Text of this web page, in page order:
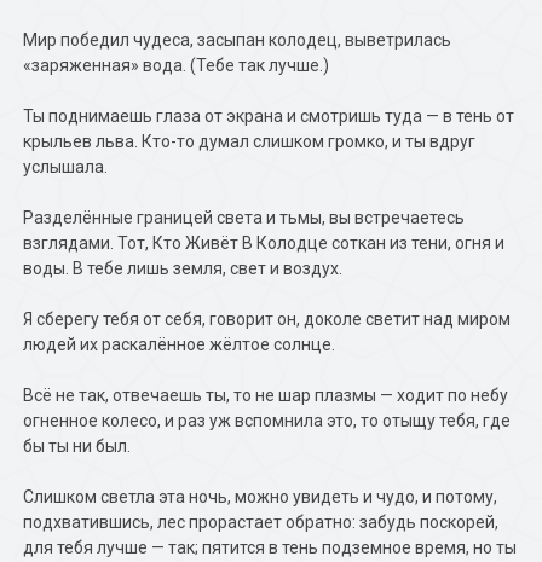
Мир победил чудеса, засыпан колодец, выветрилась
«заряженная» вода. (Тебе так лучше.)
Ты поднимаешь глаза от экрана и смотришь туда — в тень от
крыльев льва. Кто-то думал слишком громко, и ты вдруг
услышала.
Разделённые границей света и тьмы, вы встречаетесь
взглядами. Тот, Кто Живёт В Колодце соткан из тени, огня и
воды. В тебе лишь земля, свет и воздух.
Я сберегу тебя от себя, говорит он, доколе светит над миром
людей их раскалённое жёлтое солнце.
Всё не так, отвечаешь ты, то не шар плазмы — ходит по небу
огненное колесо, и раз уж вспомнила это, то отыщу тебя, где
бы ты ни был.
Слишком светла эта ночь, можно увидеть и чудо, и потому,
подхватившись, лес прорастает обратно: забудь поскорей,
для тебя лучше — так; пятится в тень подземное время, но ты